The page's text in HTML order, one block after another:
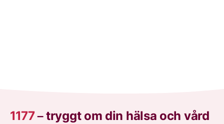
1177–tryggt om din hälsa och vård